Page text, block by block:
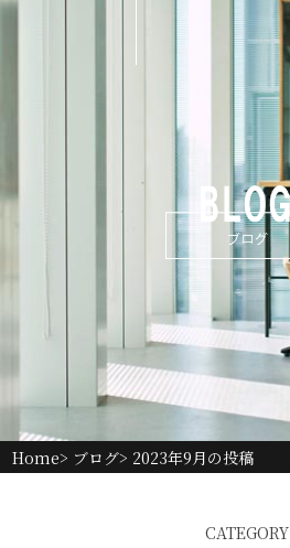
Home> ブログ> 2023年9月の投稿
CATEGORY